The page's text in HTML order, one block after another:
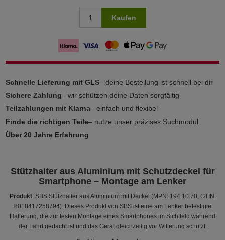
Kaufen
Schnelle Lieferung mit GLS– deine Bestellung ist schnell bei dir
Sichere Zahlung– wir schützen deine Daten sorgfältig
Teilzahlungen mit Klarna– einfach und flexibel
Finde die richtigen Teile– nutze unser präzises Suchmodul
Über 20 Jahre Erfahrung
Stützhalter aus Aluminium mit Schutzdeckel für
Smartphone – Montage am Lenker
Produkt: SBS Stützhalter aus Aluminium mit Deckel (MPN: 194.10.70, GTIN:
8018417258794). Dieses Produkt von SBS ist eine am Lenker befestigte
Halterung, die zur festen Montage eines Smartphones im Sichtfeld während
der Fahrt gedacht ist und das Gerät gleichzeitig vor Witterung schützt.